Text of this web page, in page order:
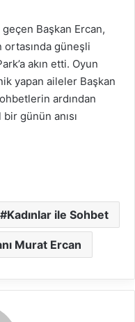
geçen Başkan Ercan,
ortasında güneşli
akın etti. Oyun
yapan aileler Başkan
ardından
günün anısı
Kadınlar ile Sohbet
Murat Ercan